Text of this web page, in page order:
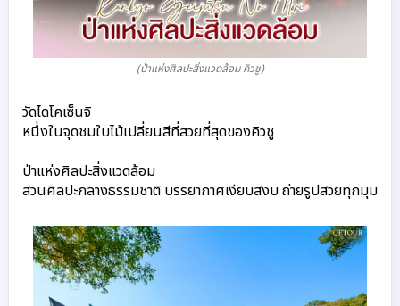
(ป่าแห่งศิลปะสิ่งแวดล้อม คิวชู)
วัดไดโคเซ็นจิ
หนึ่งในจุดชมใบไม้เปลี่ยนสีที่สวยที่สุดของคิวชู
ป่าแห่งศิลปะสิ่งแวดล้อม
สวนศิลปะกลางธรรมชาติ บรรยากาศเงียบสงบ ถ่ายรูปสวยทุกมุม